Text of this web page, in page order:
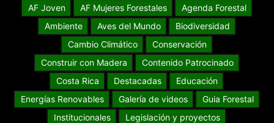
AF Joven AF Mujeres Forestales
Agenda Forestal
Ambiente
Aves del Mundo
Biodiversidad
Cambio Climático
Conservación
Construir con Madera
Contenido Patrocinado
Costa Rica
Destacadas
Educación
Energías Renovables
Galería de videos
Guia Forestal
Institucionales
Legislación y proyectos